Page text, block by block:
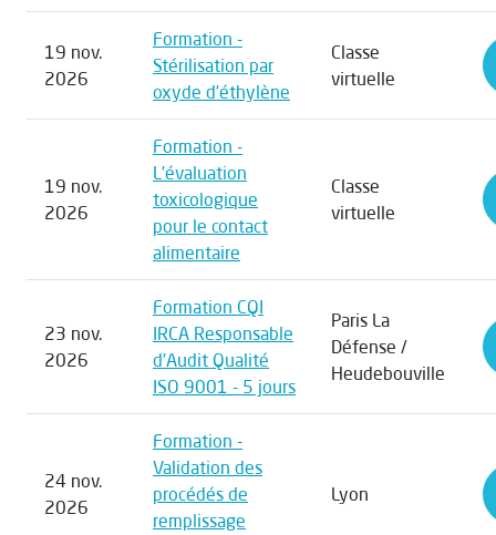
19 nov.
2026
Formation -
Stérilisation par
oxyde d’éthylène
Classe
virtuelle
19 nov.
2026
Formation -
L’évaluation
toxicologique
pour le contact
alimentaire
Classe
virtuelle
23 nov.
2026
Formation CQI
IRCA Responsable
d'Audit Qualité
ISO 9001 - 5 jours
Paris La
Défense /
Heudebouville
24 nov.
2026
Formation -
Validation des
procédés de
remplissage
Lyon